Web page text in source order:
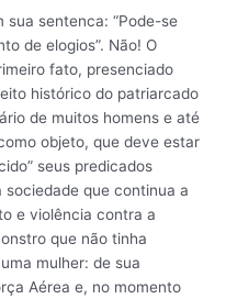
sua sentenca: “Pode-se
de elogios”. Não! O
fato, presenciado
histórico do patriarcado
de muitos homens e até
objeto, que deve estar
seus predicados
que continua a
e violência contra a
que não tinha
mulher: de sua
Aérea e, no momento